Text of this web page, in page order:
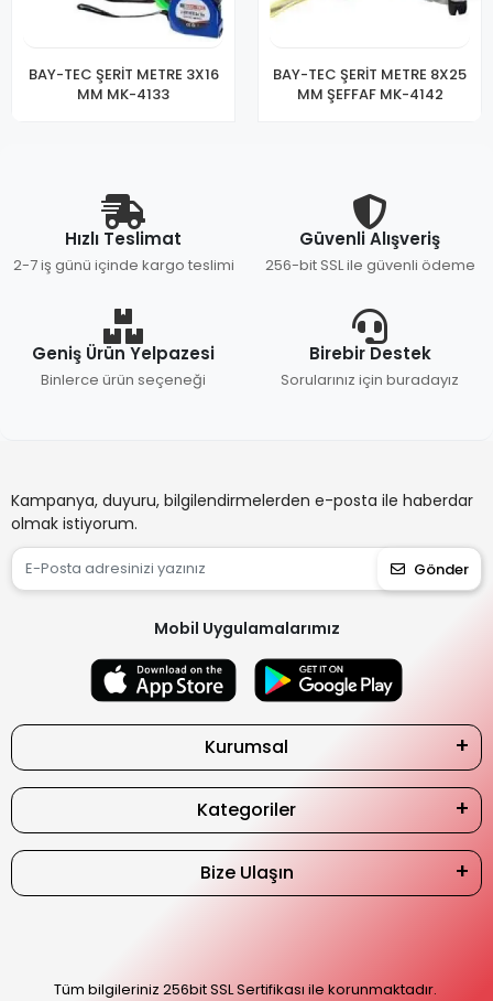
BAY-TEC ŞERİT METRE 3X16
MM MK-4133
BAY-TEC ŞERİT METRE 8X25
MM ŞEFFAF MK-4142
Hızlı Teslimat
2-7 iş günü içinde kargo teslimi
Güvenli Alışveriş
256-bit SSL ile güvenli ödeme
Geniş Ürün Yelpazesi
Binlerce ürün seçeneği
Birebir Destek
Sorularınız için buradayız
Kampanya, duyuru, bilgilendirmelerden e-posta ile haberdar
olmak istiyorum.
Gönder
Mobil Uygulamalarımız
Kurumsal
Kategoriler
Bize Ulaşın
Tüm bilgileriniz 256bit SSL Sertifikası ile korunmaktadır.